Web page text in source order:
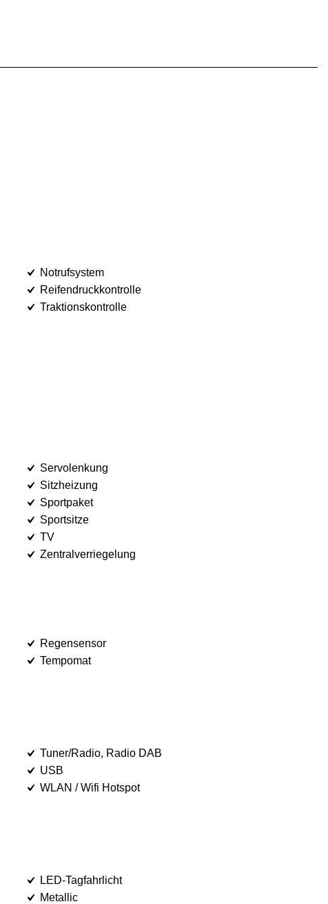
Notrufsystem
Reifendruckkontrolle
Traktionskontrolle
Servolenkung
Sitzheizung
Sportpaket
Sportsitze
TV
Zentralverriegelung
Regensensor
Tempomat
Tuner/Radio, Radio DAB
USB
WLAN / Wifi Hotspot
LED-Tagfahrlicht
Metallic